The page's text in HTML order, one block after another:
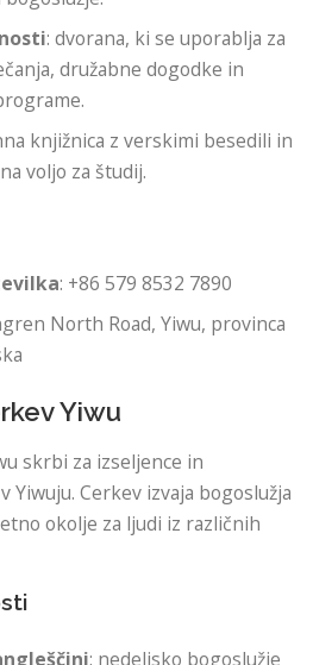
: dvorana, ki se uporablja za
družabne dogodke in
knjižnica z verskimi besedili in
voljo za študij.
: +86 579 8532 7890
North Road, Yiwu, provinca
Yiwu
skrbi za izseljence in
Yiwuju. Cerkev izvaja bogoslužja
okolje za ljudi iz različnih
: nedeljsko bogoslužje